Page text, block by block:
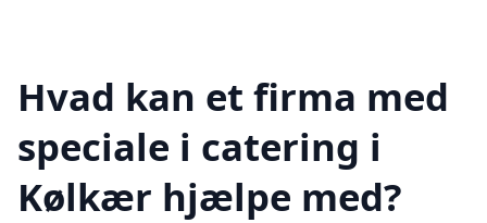
Hvad kan et firma med
speciale i catering i
Kølkær hjælpe med?